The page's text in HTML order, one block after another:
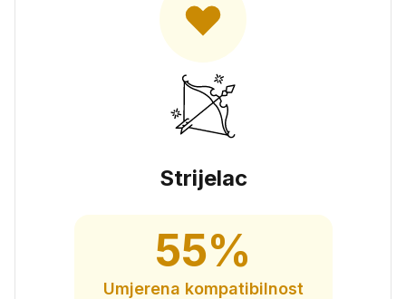
Strijelac
55%
Umjerena kompatibilnost